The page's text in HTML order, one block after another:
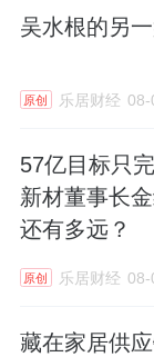
吴水根的另
原创 乐居财经 08-
57亿目标只
新材董事长
还有多远？
原创 乐居财经 08-
藏在家居供